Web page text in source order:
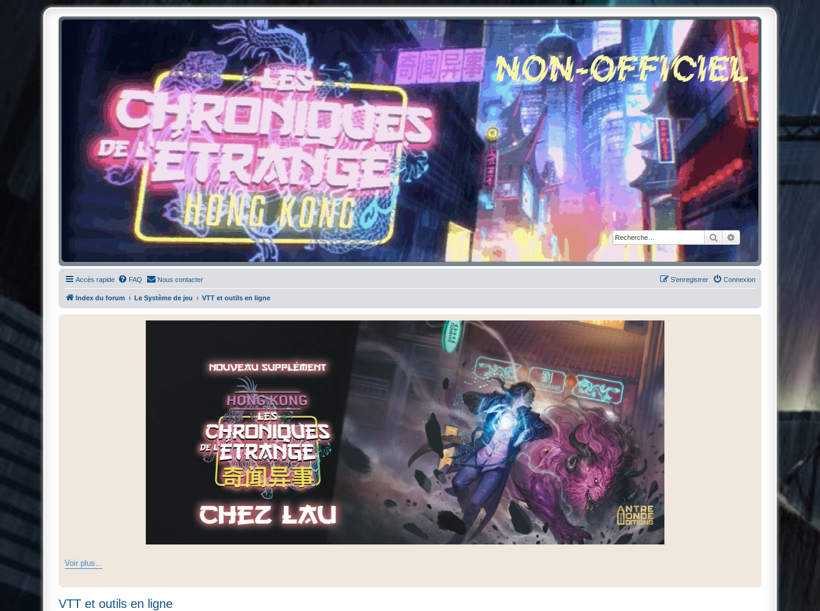
RechercherRecherche avancée
Chroniques de l'Étrange NO
Pour les amateurs des Chroniques de l'Étrange
Accès rapide FAQ Nous contacter Connexion
S’enregistrer
Index du forum Le Système de jeu VTT et outils en ligne
Voir plus...
VTT et outils en ligne